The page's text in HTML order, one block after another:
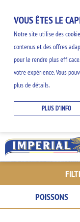
VOUS ÊTES LE
Notre site utilise des
contenus et des offres
pour le rendre plus
votre expérience. Vous
plus de détails.
PLUS D'INFO
NOS
Découvrez
POISSONS